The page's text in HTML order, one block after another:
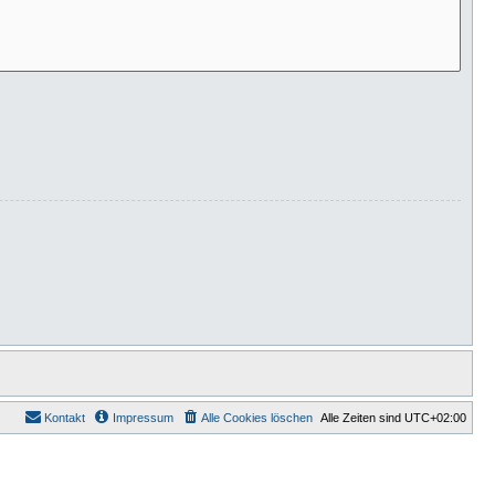
Alle Zeiten sind UTC+02:00
Alle Cookies löschen
Impressum
Kontakt